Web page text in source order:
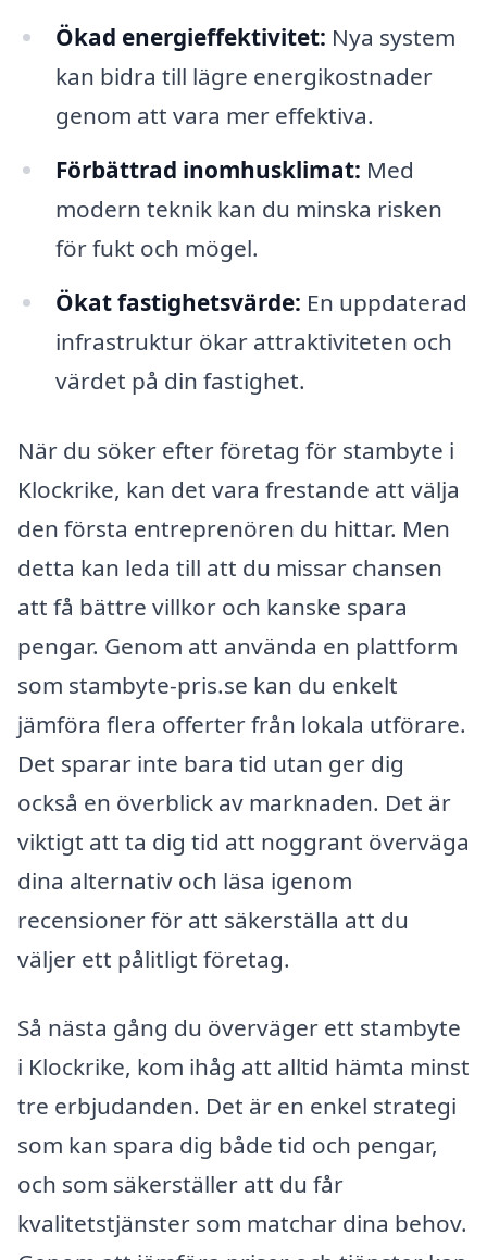
Ökad energieffektivitet: Nya system
kan bidra till lägre energikostnader
genom att vara mer effektiva.
Förbättrad inomhusklimat: Med
modern teknik kan du minska risken
för fukt och mögel.
Ökat fastighetsvärde: En uppdaterad
infrastruktur ökar attraktiviteten och
värdet på din fastighet.
När du söker efter företag för stambyte i
Klockrike, kan det vara frestande att välja
den första entreprenören du hittar. Men
detta kan leda till att du missar chansen
att få bättre villkor och kanske spara
pengar. Genom att använda en plattform
som stambyte-pris.se kan du enkelt
jämföra flera offerter från lokala utförare.
Det sparar inte bara tid utan ger dig
också en överblick av marknaden. Det är
viktigt att ta dig tid att noggrant överväga
dina alternativ och läsa igenom
recensioner för att säkerställa att du
väljer ett pålitligt företag.
Så nästa gång du överväger ett stambyte
i Klockrike, kom ihåg att alltid hämta minst
tre erbjudanden. Det är en enkel strategi
som kan spara dig både tid och pengar,
och som säkerställer att du får
kvalitetstjänster som matchar dina behov.